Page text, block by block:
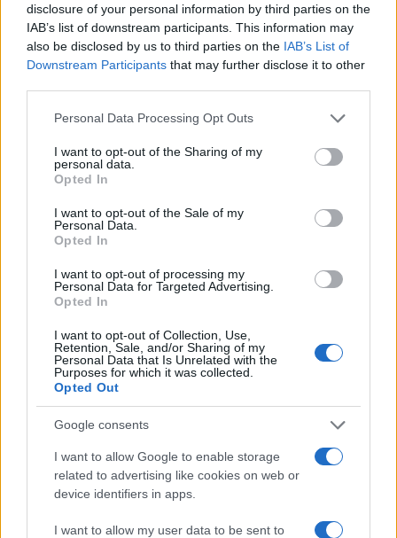
disclosure of your personal information by third parties on the
IAB’s list of downstream participants. This information may
also be disclosed by us to third parties on the IAB’s List of
Downstream Participants that may further disclose it to other
Please note that this website/app uses one or more Google
not limited to your visit or usage behaviour. You may click to
grant or deny consent to Google and its third-party tags to
use your data for below specified purposes in below Google
consent section.
Personal Data Processing Opt Outs
I want to opt-out of the Sharing of my
personal data.
Opted In
I want to opt-out of the Sale of my
Personal Data.
Opted In
I want to opt-out of processing my
Personal Data for Targeted Advertising.
Opted In
I want to opt-out of Collection, Use,
Retention, Sale, and/or Sharing of my
Personal Data that Is Unrelated with the
Purposes for which it was collected.
Opted Out
Google consents
I want to allow Google to enable storage
related to advertising like cookies on web or
device identifiers in apps.
I want to allow my user data to be sent to
Continua a leggere
NEWS
Ariana Grande debutta al primo posto con Petal e
annuncia una pausa dalla vita pubblica
Letizia Fontana · 8 Ago 2026
NEWS